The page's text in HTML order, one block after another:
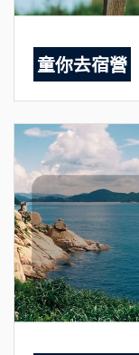
童你去宿營